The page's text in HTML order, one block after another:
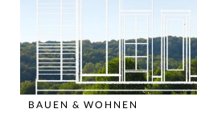
BAUEN & WOHNEN